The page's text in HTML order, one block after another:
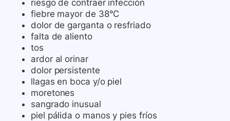
riesgo de contraer infección
fiebre mayor de 38°C
dolor de garganta o resfriado
falta de aliento
tos
ardor al orinar
dolor persistente
llagas en boca y/o piel
moretones
sangrado inusual
piel pálida o manos y pies fríos